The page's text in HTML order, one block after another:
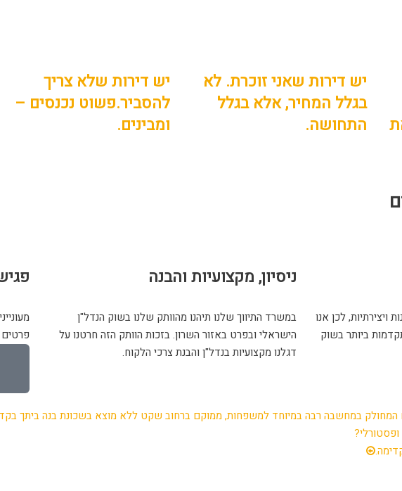
יש דירות שאני זוכרת. לא
בגלל המחיר, אלא בגלל
התחושה.
יש דירות שלא צריך
להסביר.פשוט נכנסים –
ומבינים.
ויצירתיות, לכן אנו
ביותר בשוק
ניסיון, מקצועיות והבנה
במשרד התיווך שלנו תיהנו מהוותק שלנו בשוק הנדל"ן
הישראלי ובפרט באזור השרון. בזכות הוותק הזה חרטנו על
דגלנו מקצועיות בנדל"ן והבנת צרכי הלקוח.
פרטים
המחולק במחשבה רבה במיוחד למשפחות, ממוקם ברחוב שקט ללא מוצא בשכונת בנה ביתך